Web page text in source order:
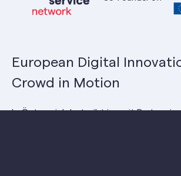
European Digital
Crowd in Motion
In Österreich betreibt isn mit